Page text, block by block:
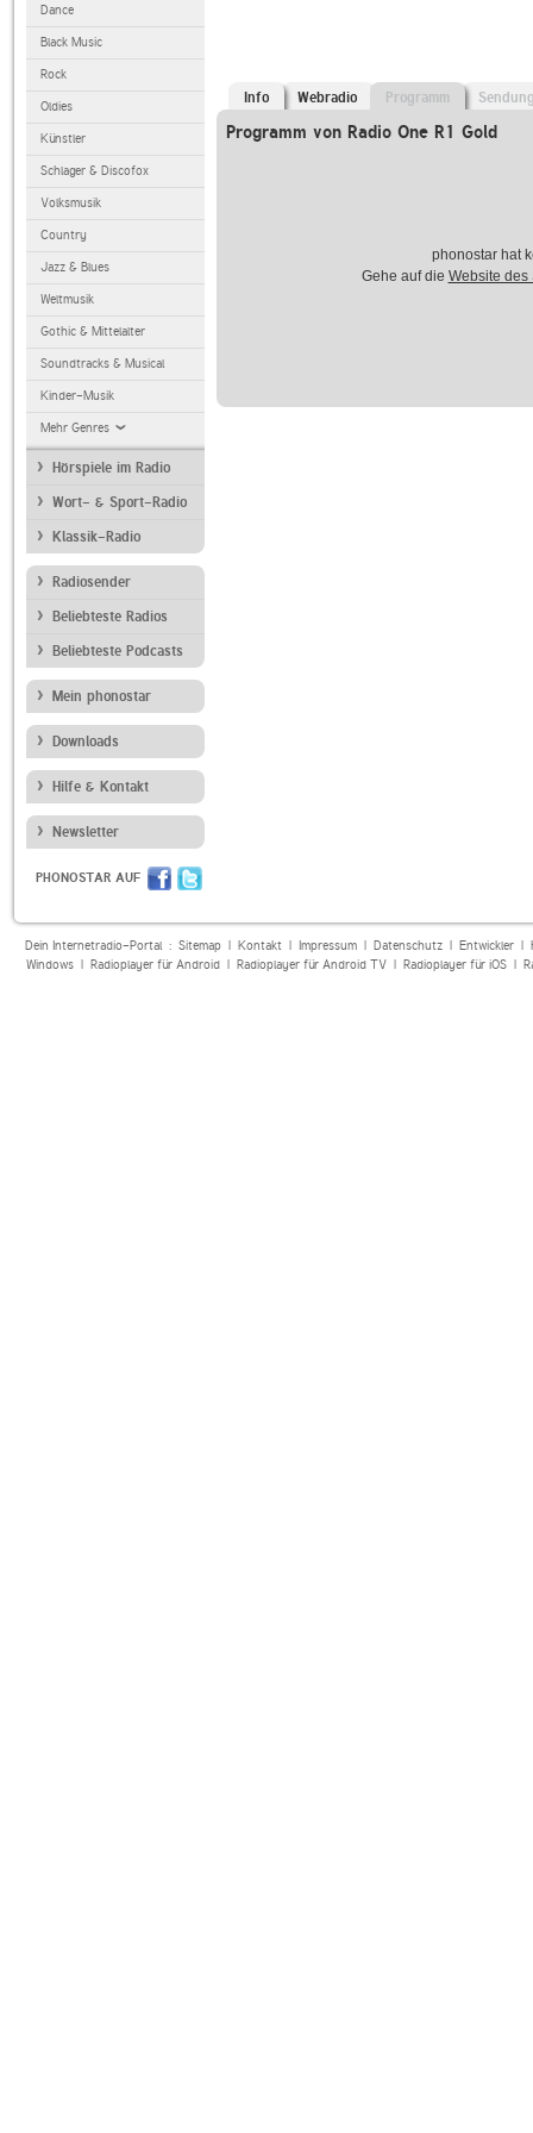
Dance
Black Music
Rock
Oldies
Künstler
Schlager & Discofox
Volksmusik
Country
Jazz & Blues
Weltmusik
Gothic & Mittelalter
Soundtracks & Musical
Kinder-Musik
Mehr Genres
Hörspiele im Radio
Wort- & Sport-Radio
Klassik-Radio
Radiosender
Beliebteste Radios
Beliebteste Podcasts
Mein phonostar
Downloads
Hilfe & Kontakt
Newsletter
PHONOSTAR AUF
Info Webradio Programm
Programm von Radio One R1 Gold
phonostar hat
Gehe auf die Website des
Dein Internetradio-Portal : Sitemap| Kontakt| Impressum| Datenschutz| Entwickler|
Windows| Radioplayer für Android| Radioplayer für Android TV| Radioplayer für iOS|